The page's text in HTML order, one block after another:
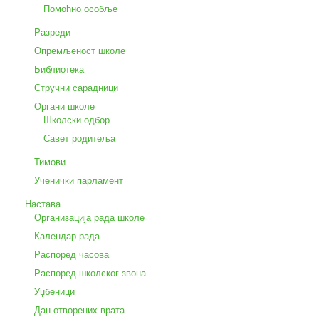
Помоћно особље
Разреди
Опремљеност школе
Библиотека
Стручни сарадници
Органи школе
Школски одбор
Савет родитеља
Тимови
Ученички парламент
Настава
Организација рада школе
Календар рада
Распоред часова
Распоред школског звона
Уџбеници
Дан отворених врата